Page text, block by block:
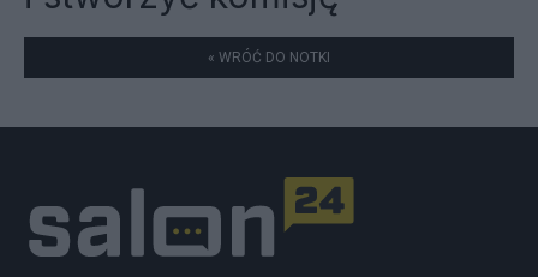
« WRÓĆ DO NOTKI